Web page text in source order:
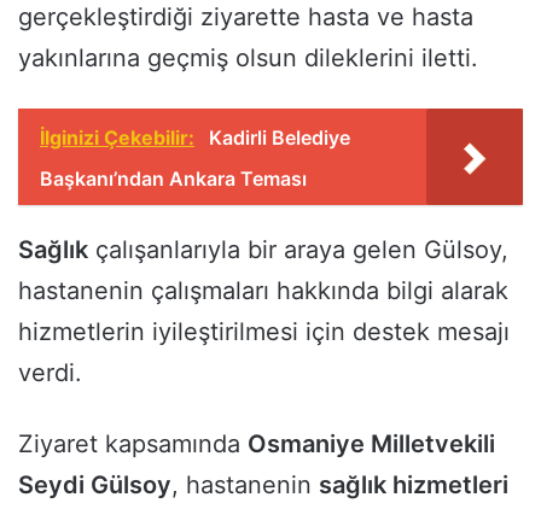
gerçekleştirdiği ziyarette hasta ve hasta
yakınlarına geçmiş olsun dileklerini iletti.
İlginizi Çekebilir:
Kadirli Belediye
Başkanı’ndan Ankara Teması
Sağlık çalışanlarıyla bir araya gelen Gülsoy,
hastanenin çalışmaları hakkında bilgi alarak
hizmetlerin iyileştirilmesi için destek mesajı
verdi.
Ziyaret kapsamında Osmaniye Milletvekili
Seydi Gülsoy, hastanenin sağlık hizmetleri